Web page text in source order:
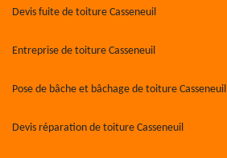
Devis fuite de toiture Casseneuil
Entreprise de toiture Casseneuil
Pose de bâche et bâchage de toiture Casseneuil
Devis réparation de toiture Casseneuil